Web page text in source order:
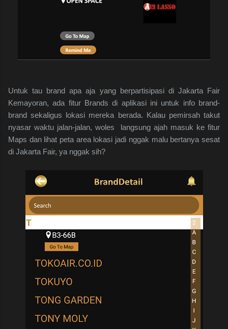
Untuk tau brand apa aja yang berpartisipasi di Jakarta Fair
Kemayoran, ada fitur Brands di aplikasi ini untuk info brand-
brand sekaligus lokasi mereka berada. Kalau pemirsah takut
nyasar waktu jalan-jalan, woles langsung ajah masuk ke fitur
Maps dan lihat peta area lokasi jadi nggak malu bertanya sesat
di Jakarta Fair, ya nggak sih?